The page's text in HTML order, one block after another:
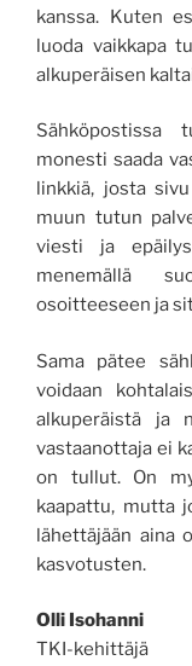
kanssa. Kuten
luoda vaikkapa
alkuperäisen
Sähköpostissa
monesti saada
linkkiä, josta
muun tutun
viesti ja
menemällä
osoitteeseen ja
Sama pätee
voidaan
alkuperäistä ja
vastaanottaja ei
on tullut. On
kaapattu, mutta
lähettäjään aina
kasvotusten.
Olli Isohanni
TKI-kehittäjä